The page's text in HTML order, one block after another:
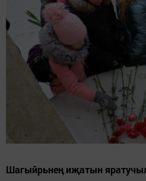
Шагыйрьнең иҗатын